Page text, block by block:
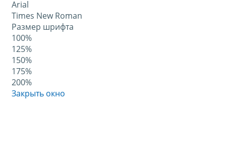
Arial
Times New Roman
Размер шрифта
100%
125%
150%
175%
200%
Закрыть окно